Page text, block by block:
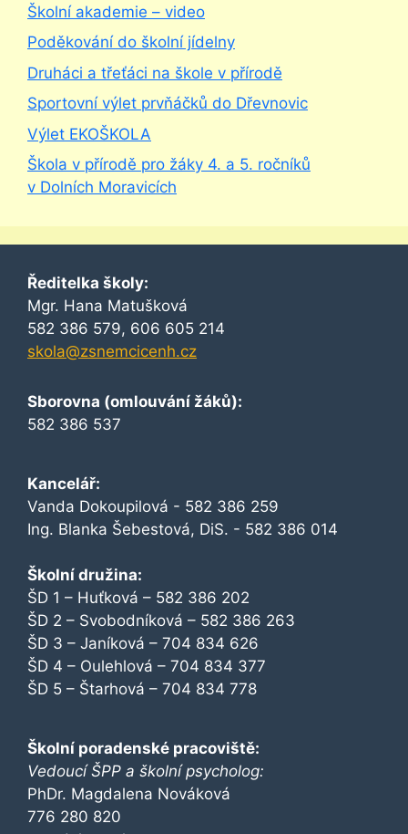
Školní akademie – video
Poděkování do školní jídelny
Druháci a třeťáci na škole v přírodě
Sportovní výlet prvňáčků do Dřevnovic
Výlet EKOŠKOLA
Škola v přírodě pro žáky 4. a 5. ročníků
v Dolních Moravicích
Ředitelka školy:
Mgr. Hana Matušková
582 386 579, 606 605 214
skola@zsnemcicenh.cz
Sborovna (omlouvání žáků):
582 386 537
Kancelář:
Vanda Dokoupilová - 582 386 259
Ing. Blanka Šebestová, DiS. - 582 386 014
Školní družina:
ŠD 1 – Huťková – 582 386 202
ŠD 2 – Svobodníková – 582 386 263
ŠD 3 – Janíková – 704 834 626
ŠD 4 – Oulehlová – 704 834 377
ŠD 5 – Štarhová – 704 834 778
Školní poradenské pracoviště:
Vedoucí ŠPP a školní psycholog:
PhDr. Magdalena Nováková
776 280 820